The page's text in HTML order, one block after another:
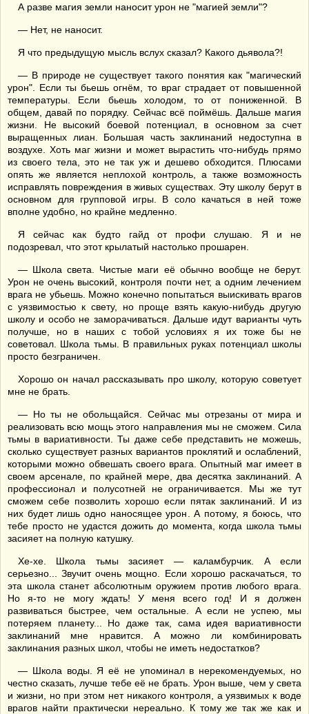
А разве магия земли наносит урон не "магией земли"?
— Нет, не наносит.
Я что предыдущую мысль вслух сказал? Какого дьявола?!
— В природе не существует такого понятия как "магический
урон". Если ты бьешь огнём, то враг страдает от повышенной
температуры. Если бьешь холодом, то от пониженной. В
общем, давай по порядку. Сейчас всё поймёшь. Дальше магия
жизни. Не высокий боевой потенциал, в основном за счет
выращенных лиан. Большая часть заклинаний недоступна в
воздухе. Хоть маг жизни и может вырастить что-нибудь прямо
из своего тела, это не так уж и дешево обходится. Плюсами
опять же является неплохой контроль, а также возможность
исправлять повреждения в живых существах. Эту школу берут в
основном для групповой игры. В соло качаться в ней тоже
вполне удобно, но крайне медленно.
Я сейчас как будто гайд от профи слушаю. Я и не
подозревал, что этот крылатый настолько прошарен.
— Школа света. Чистые маги её обычно вообще не берут.
Урон не очень высокий, контроля почти нет, а одним лечением
врага не убьешь. Можно конечно попытаться выискивать врагов
с уязвимостью к свету, но проще взять какую-нибудь другую
школу и особо не заморачиваться. Дальше идут варианты чуть
получше, но в наших с тобой условиях я их тоже бы не
советовал. Школа тьмы. В правильных руках потенциал школы
просто безграничен.
Хорошо он начал рассказывать про школу, которую советует
мне не брать.
— Но ты не обольщайся. Сейчас мы отрезаны от мира и
реализовать всю мощь этого направления мы не сможем. Сила
тьмы в вариативности. Ты даже себе представить не можешь,
сколько существует разных вариантов проклятий и ослаблений,
которыми можно обвешать своего врага. Опытный маг имеет в
своем арсенале, по крайней мере, два десятка заклинаний. А
профессионал и полусотней не ограничивается. Мы же тут
сможем себе позволить хорошо если пятак заклинаний. И из
них будет лишь одно наносящее урон. А потому, я боюсь, что
тебе просто не удастся дожить до момента, когда школа тьмы
засияет на полную катушку.
Хе-хе. Школа тьмы засияет — каламбурчик. А если
серьезно... Звучит очень мощно. Если хорошо раскачаться, то
эта школа станет абсолютным оружием против любого врага.
Но я-то не могу ждать! У меня всего год! И я должен
развиваться быстрее, чем остальные. А если не успею, мы
потеряем планету... Но даже так, сама идея вариативности
заклинаний мне нравится. А можно ли комбинировать
заклинания разных школ, чтобы не иметь недостатков?
— Школа воды. Я её не упоминал в нерекомендуемых, но
честно сказать, лучше тебе её не брать. Урон выше, чем у света
и жизни, но при этом нет никакого контроля, а уязвимых к воде
врагов найти практически нереально. К тому же так же как и